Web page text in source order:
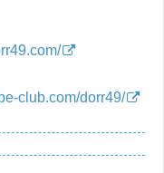
club.com/dorr49/